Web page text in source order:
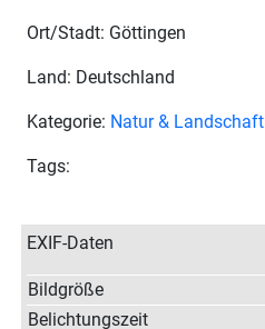
Ort/Stadt: Göttingen
Land: Deutschland
Kategorie: Natur & Landschaft
Tags:
EXIF-Daten
Bildgröße
Belichtungszeit